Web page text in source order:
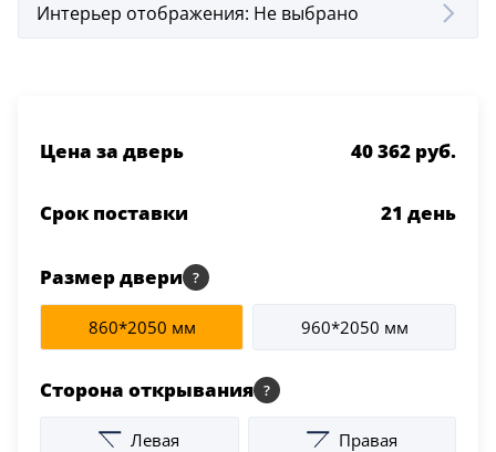
Интерьер отображения: Не выбрано
Цена за дверь 40 362 руб.
Срок поставки 21 день
Размер двери
860*2050 мм 960*2050 мм
Сторона открывания
Левая Правая